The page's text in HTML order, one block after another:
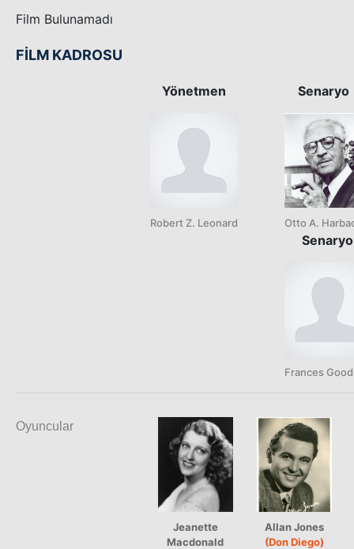
Film Bulunamadı
FİLM KADROSU
Yönetmen
Robert Z. Leonard
Senaryo
Otto A.
Senaryo
Frances
Oyuncular
Jeanette
Macdonald
Allan Jones
(Don Diego)